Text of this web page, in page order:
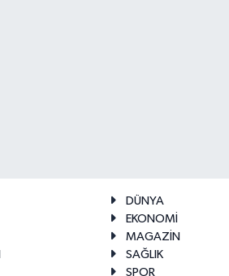
DÜNYA
EKONOMİ
MAGAZİN
SAĞLIK
SPOR